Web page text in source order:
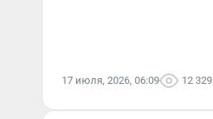
17 июля, 2026, 06:09 12 329